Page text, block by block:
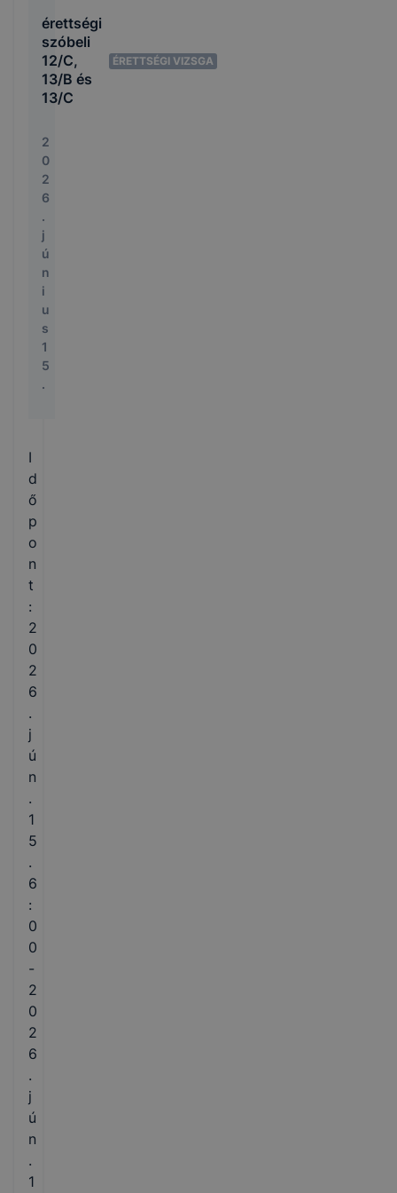
érettségi
szóbeli
12/C,
13/B és
13/C
ÉRETTSÉGI VIZSGA
2
0
2
6
.
j
ú
n
i
u
s
1
5
.
I
d
ő
p
o
n
t
:
2
0
2
6
.
j
ú
n
.
1
5
.
6
:
0
0
-
2
0
2
6
.
j
ú
n
.
1